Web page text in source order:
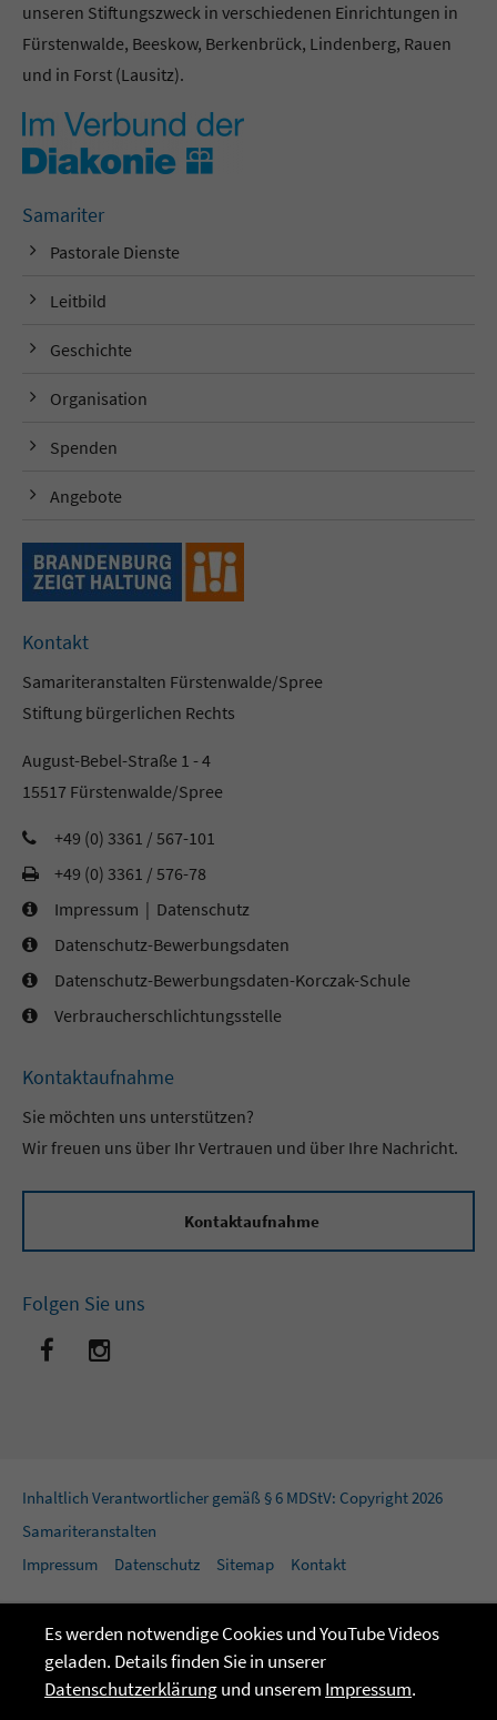
unseren Stiftungszweck in verschiedenen Einrichtungen in
Fürstenwalde, Beeskow, Berkenbrück, Lindenberg, Rauen
und in Forst (Lausitz).
Samariter
Pastorale Dienste
Leitbild
Geschichte
Organisation
Spenden
Angebote
Kontakt
Samariteranstalten Fürstenwalde/Spree
Stiftung bürgerlichen Rechts
August-Bebel-Straße 1 - 4
15517 Fürstenwalde/Spree
+49 (0) 3361 / 567-101
+49 (0) 3361 / 576-78
Impressum | Datenschutz
Datenschutz-Bewerbungsdaten
Datenschutz-Bewerbungsdaten-Korczak-Schule
Verbraucherschlichtungsstelle
Kontaktaufnahme
Sie möchten uns unterstützen?
Wir freuen uns über Ihr Vertrauen und über Ihre Nachricht.
Kontaktaufnahme
Folgen Sie uns
Inhaltlich Verantwortlicher gemäß § 6 MDStV: Copyright 2026
Samariteranstalten
Impressum
Datenschutz Sitemap Kontakt
Es werden notwendige Cookies und YouTube Videos
geladen. Details finden Sie in unserer
Datenschutzerklärungund unserem Impressum.